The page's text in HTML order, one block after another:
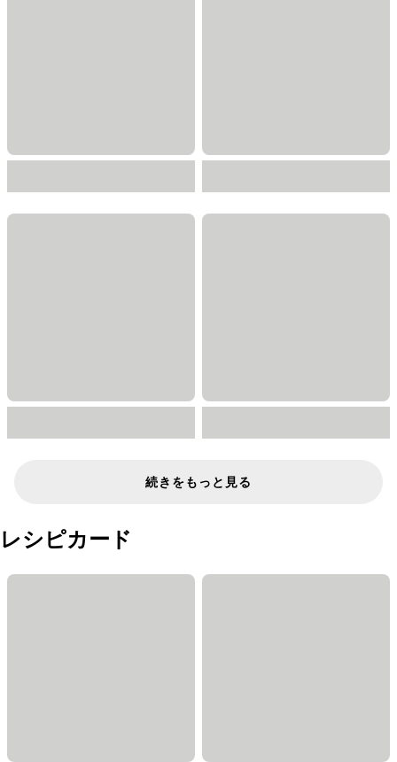
続きをもっと見る
レシピカード